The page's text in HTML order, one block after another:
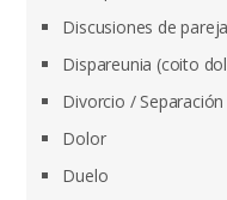
Discusiones de pareja
Dispareunia (coito
Divorcio / Separación
Dolor
Duelo